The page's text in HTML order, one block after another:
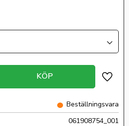
KÖP
Lägg
Beställningsvara
061908754_001